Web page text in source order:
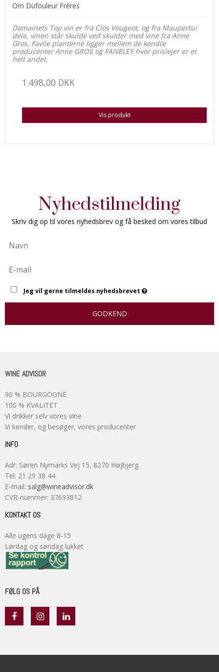
Om Dufouleur Fréres
Domainets Top vin er fra Clos Vougeot, og fra Maupertui
dele, vinen står skulde ved skulder med vine fra Anne
Gros, Favile planterne ligger mellem de kendte
producenter Anne GROS og FAIVELEY hvor prislejer er et
helt andet.
1.498,00 DKK
Vis produkt
Nyhedstilmelding
Skriv dig op til vores nyhedsbrev og få besked om vores tilbud
Jeg vil gerne tilmeldes nyhedsbrevet
GODKEND
WINE ADVISOR
90 % BOURGOGNE
100 % KVALITET
Vi drikker selv vores vine
Vi kender, og besøger, vores producenter
INFO
Adr: Søren Nymarks Vej 15, 8270 Højbjerg
Tel: 21 29 38 44
E-mail: salg@wineadvisor.dk
CVR-nummer: 37693812
KONTAKT OS
Alle ugens dage 8-15
Lørdag og søndag lukket
FØLG OS PÅ